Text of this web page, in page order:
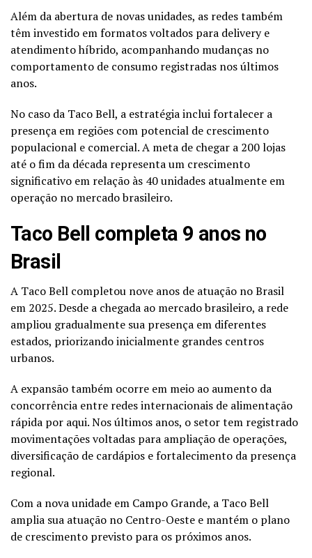
Além da abertura de novas unidades, as redes também
têm investido em formatos voltados para delivery e
atendimento híbrido, acompanhando mudanças no
comportamento de consumo registradas nos últimos
anos.
No caso da Taco Bell, a estratégia inclui fortalecer a
presença em regiões com potencial de crescimento
populacional e comercial. A meta de chegar a 200 lojas
até o fim da década representa um crescimento
significativo em relação às 40 unidades atualmente em
operação no mercado brasileiro.
Taco Bell completa 9 anos no
Brasil
A Taco Bell completou nove anos de atuação no Brasil
em 2025. Desde a chegada ao mercado brasileiro, a rede
ampliou gradualmente sua presença em diferentes
estados, priorizando inicialmente grandes centros
urbanos.
A expansão também ocorre em meio ao aumento da
concorrência entre redes internacionais de alimentação
rápida por aqui. Nos últimos anos, o setor tem registrado
movimentações voltadas para ampliação de operações,
diversificação de cardápios e fortalecimento da presença
regional.
Com a nova unidade em Campo Grande, a Taco Bell
amplia sua atuação no Centro-Oeste e mantém o plano
de crescimento previsto para os próximos anos.